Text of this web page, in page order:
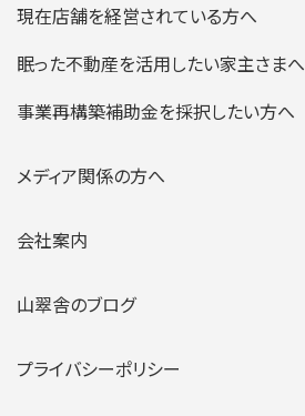
現在店舗を経営されている方へ
眠った不動産を活用したい家主さまへ
事業再構築補助金を採択したい方へ
メディア関係の方へ
会社案内
山翠舎のブログ
プライバシーポリシー